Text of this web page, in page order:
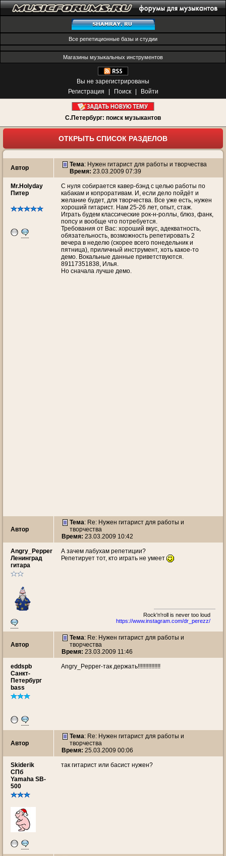
Все репетиционные базы и студии
Магазины музыкальных инструментов
Вы не зарегистрированы
Регистрация
Поиск Войти
С.Петербург: поиск музыкантов
ОТКРЫТЬ СПИСОК РАЗДЕЛОВ
Автор Тема: Нужен гитарист для работы и творчества
Время: 23.03.2009 07:39
Mr.Holyday
Питер
С нуля собирается кавер-бэнд с целью работы по
кабакам и копроративам. И, если дело пойдёт и
желание будет, для творчества. Все уже есть, нужен
хороший гитарист. Нам 25-26 лет, опыт, стаж.
Играть будем классические рок-н-роллы, блюз, фанк,
попсу и вообще что потребуется.
Требования от Вас: хороший вкус, адекватность,
обязательность, возможность репетировать 2
вечера в неделю (скорее всего понедельник и
пятница), приличный инструмент, хоть какое-то
демо. Вокальные данные приветствуются.
89117351838, Илья.
Но сначала лучше демо.
Автор
Тема: Re: Нужен гитарист для работы и
творчества
Время: 23.03.2009 10:42
Angry_Pepper
Ленинград
гитара
А зачем лабухам репетиции?
Репетирует тот, кто играть не умеет
Rock'n'roll is never too loud
https://www.instagram.com/dr_perezz/
Автор
Тема: Re: Нужен гитарист для работы и
творчества
Время: 23.03.2009 11:46
eddspb
Санкт-
Петербург
bass
Angry_Pepper-так держать!!!!!!!!!!!!!!!
Автор
Тема: Re: Нужен гитарист для работы и
творчества
Время: 25.03.2009 00:06
Skiderik
СПб
Yamaha SB-
500
так гитарист или басист нужен?